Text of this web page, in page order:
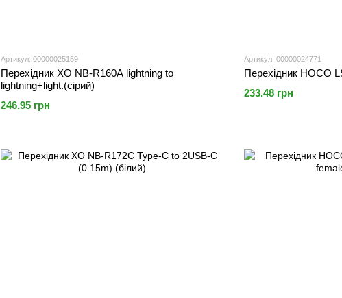
Артикул: 00000025159
Перехідник XO NB-R160A lightning to
lightning+light.(сірий)
246.95 грн
Артикул: 00000024771
Перехідник HOCO
233.48 грн